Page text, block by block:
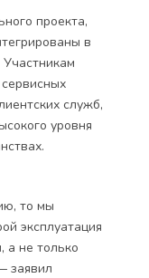
проекта,
в
служб,
уровня
то мы
эксплуатация
а не только
заявил